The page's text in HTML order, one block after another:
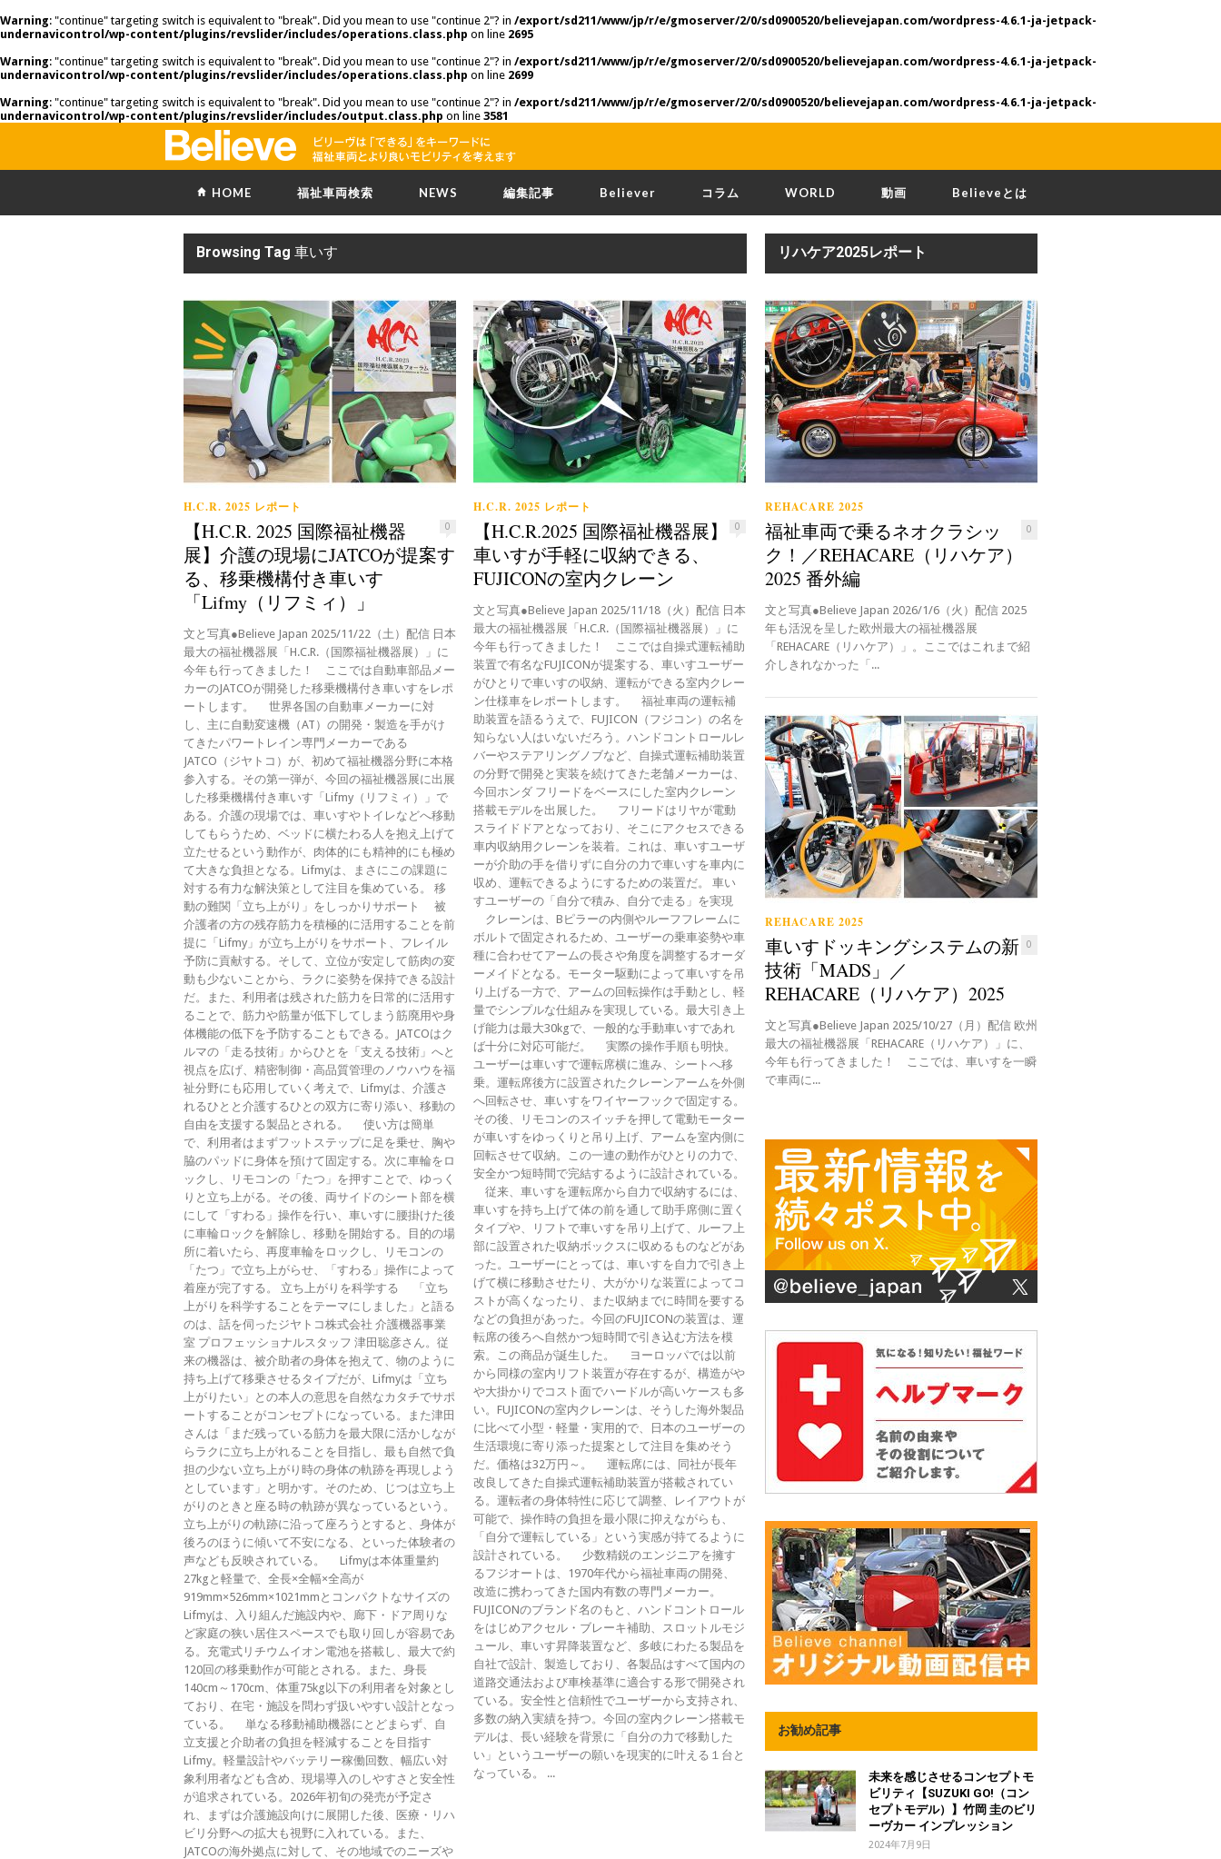
Warning: "continue" targeting switch is equivalent to "break". Did you mean to use "continue 2"? in /export/sd211/www/jp/r/e/gmoserver/2/0/sd0900520/believejapan.com/wordpress-4.6.1-ja-jetpack-
undernavicontrol/wp-content/plugins/revslider/includes/operations.class.php on line 2695
Warning: "continue" targeting switch is equivalent to "break". Did you mean to use "continue 2"? in /export/sd211/www/jp/r/e/gmoserver/2/0/sd0900520/believejapan.com/wordpress-4.6.1-ja-jetpack-
undernavicontrol/wp-content/plugins/revslider/includes/operations.class.php on line 2699
Warning: "continue" targeting switch is equivalent to "break". Did you mean to use "continue 2"? in /export/sd211/www/jp/r/e/gmoserver/2/0/sd0900520/believejapan.com/wordpress-4.6.1-ja-jetpack-
undernavicontrol/wp-content/plugins/revslider/includes/output.class.php on line 3581
HOME 福祉車両検索 NEWS 編集記事 Believer コラム WORLD 動画 Believeとは
Browsing Tag 車いす
H.C.R. 2025 レポート
0
【H.C.R. 2025 国際福祉機器
展】介護の現場にJATCOが提案す
る、移乗機構付き車いす
「Lifmy（リフミィ）」
文と写真●Believe Japan 2025/11/22（土）配信 日本
最大の福祉機器展「H.C.R.（国際福祉機器展）」に
今年も行ってきました！ ここでは自動車部品メー
カーのJATCOが開発した移乗機構付き車いすをレポ
ートします。 世界各国の自動車メーカーに対
し、主に自動変速機（AT）の開発・製造を手がけ
てきたパワートレイン専門メーカーである
JATCO（ジヤトコ）が、初めて福祉機器分野に本格
参入する。その第一弾が、今回の福祉機器展に出展
した移乗機構付き車いす「Lifmy（リフミィ）」で
ある。介護の現場では、車いすやトイレなどへ移動
してもらうため、ベッドに横たわる人を抱え上げて
立たせるという動作が、肉体的にも精神的にも極め
て大きな負担となる。Lifmyは、まさにこの課題に
対する有力な解決策として注目を集めている。 移
動の難関「立ち上がり」をしっかりサポート 被
介護者の方の残存筋力を積極的に活用することを前
提に「Lifmy」が立ち上がりをサポート、フレイル
予防に貢献する。そして、立位が安定して筋肉の変
動も少ないことから、ラクに姿勢を保持できる設計
だ。また、利用者は残された筋力を日常的に活用す
ることで、筋力や筋量が低下してしまう筋廃用や身
体機能の低下を予防することもできる。JATCOはク
ルマの「走る技術」からひとを「支える技術」へと
視点を広げ、精密制御・高品質管理のノウハウを福
祉分野にも応用していく考えで、Lifmyは、介護さ
れるひとと介護するひとの双方に寄り添い、移動の
自由を支援する製品とされる。 使い方は簡単
で、利用者はまずフットステップに足を乗せ、胸や
脇のパッドに身体を預けて固定する。次に車輪をロ
ックし、リモコンの「たつ」を押すことで、ゆっく
りと立ち上がる。その後、両サイドのシート部を横
にして「すわる」操作を行い、車いすに腰掛けた後
に車輪ロックを解除し、移動を開始する。目的の場
所に着いたら、再度車輪をロックし、リモコンの
「たつ」で立ち上がらせ、「すわる」操作によって
着座が完了する。 立ち上がりを科学する 「立ち
上がりを科学することをテーマにしました」と語る
のは、話を伺ったジヤトコ株式会社 介護機器事業
室 プロフェッショナルスタッフ 津田聡彦さん。従
来の機器は、被介助者の身体を抱えて、物のように
持ち上げて移乗させるタイプだが、Lifmyは「立ち
上がりたい」との本人の意思を自然なカタチでサポ
ートすることがコンセプトになっている。また津田
さんは「まだ残っている筋力を最大限に活かしなが
らラクに立ち上がれることを目指し、最も自然で負
担の少ない立ち上がり時の身体の軌跡を再現しよう
としています」と明かす。そのため、じつは立ち上
がりのときと座る時の軌跡が異なっているという。
立ち上がりの軌跡に沿って座ろうとすると、身体が
後ろのほうに傾いて不安になる、といった体験者の
声なども反映されている。 Lifmyは本体重量約
27kgと軽量で、全長×全幅×全高が
919mm×526mm×1021mmとコンパクトなサイズの
Lifmyは、入り組んだ施設内や、廊下・ドア周りな
ど家庭の狭い居住スペースでも取り回しが容易であ
る。充電式リチウムイオン電池を搭載し、最大で約
120回の移乗動作が可能とされる。また、身長
140cm～170cm、体重75kg以下の利用者を対象とし
ており、在宅・施設を問わず扱いやすい設計となっ
ている。 単なる移動補助機器にとどまらず、自
立支援と介助者の負担を軽減することを目指す
Lifmy。軽量設計やバッテリー稼働回数、幅広い対
象利用者なども含め、現場導入のしやすさと安全性
が追求されている。2026年初旬の発売が予定さ
れ、まずは介護施設向けに展開した後、医療・リハ
ビリ分野への拡大も視野に入れている。また、
JATCOの海外拠点に対して、その地域でのニーズや
H.C.R. 2025 レポート
0
【H.C.R.2025 国際福祉機器展】
車いすが手軽に収納できる、
FUJICONの室内クレーン
文と写真●Believe Japan 2025/11/18（火）配信 日本
最大の福祉機器展「H.C.R.（国際福祉機器展）」に
今年も行ってきました！ ここでは自操式運転補助
装置で有名なFUJICONが提案する、車いすユーザー
がひとりで車いすの収納、運転ができる室内クレー
ン仕様車をレポートします。 福祉車両の運転補
助装置を語るうえで、FUJICON（フジコン）の名を
知らない人はいないだろう。ハンドコントロールレ
バーやステアリングノブなど、自操式運転補助装置
の分野で開発と実装を続けてきた老舗メーカーは、
今回ホンダ フリードをベースにした室内クレーン
搭載モデルを出展した。 フリードはリヤが電動
スライドドアとなっており、そこにアクセスできる
車内収納用クレーンを装着。これは、車いすユーザ
ーが介助の手を借りずに自分の力で車いすを車内に
収め、運転できるようにするための装置だ。 車い
すユーザーの「自分で積み、自分で走る」を実現
クレーンは、Bピラーの内側やルーフフレームに
ボルトで固定されるため、ユーザーの乗車姿勢や車
種に合わせてアームの長さや角度を調整するオーダ
ーメイドとなる。モーター駆動によって車いすを吊
り上げる一方で、アームの回転操作は手動とし、軽
量でシンプルな仕組みを実現している。最大引き上
げ能力は最大30kgで、一般的な手動車いすであれ
ば十分に対応可能だ。 実際の操作手順も明快。
ユーザーは車いすで運転席横に進み、シートへ移
乗。運転席後方に設置されたクレーンアームを外側
へ回転させ、車いすをワイヤーフックで固定する。
その後、リモコンのスイッチを押して電動モーター
が車いすをゆっくりと吊り上げ、アームを室内側に
回転させて収納。この一連の動作がひとりの力で、
安全かつ短時間で完結するように設計されている。
従来、車いすを運転席から自力で収納するには、
車いすを持ち上げて体の前を通して助手席側に置く
タイプや、リフトで車いすを吊り上げて、ルーフ上
部に設置された収納ボックスに収めるものなどがあ
った。ユーザーにとっては、車いすを自力で引き上
げて横に移動させたり、大がかりな装置によってコ
ストが高くなったり、また収納までに時間を要する
などの負担があった。今回のFUJICONの装置は、運
転席の後ろへ自然かつ短時間で引き込む方法を模
索。この商品が誕生した。 ヨーロッパでは以前
から同様の室内リフト装置が存在するが、構造がや
や大掛かりでコスト面でハードルが高いケースも多
い。FUJICONの室内クレーンは、そうした海外製品
に比べて小型・軽量・実用的で、日本のユーザーの
生活環境に寄り添った提案として注目を集めそう
だ。価格は32万円～。 運転席には、同社が長年
改良してきた自操式運転補助装置が搭載されてい
る。運転者の身体特性に応じて調整、レイアウトが
可能で、操作時の負担を最小限に抑えながらも、
「自分で運転している」という実感が持てるように
設計されている。 少数精鋭のエンジニアを擁す
るフジオートは、1970年代から福祉車両の開発、
改造に携わってきた国内有数の専門メーカー。
FUJICONのブランド名のもと、ハンドコントロール
をはじめアクセル・ブレーキ補助、スロットルモジ
ュール、車いす昇降装置など、多岐にわたる製品を
自社で設計、製造しており、各製品はすべて国内の
道路交通法および車検基準に適合する形で開発され
ている。安全性と信頼性でユーザーから支持され、
多数の納入実績を持つ。今回の室内クレーン搭載モ
デルは、長い経験を背景に「自分の力で移動した
い」というユーザーの願いを現実的に叶える１台と
なっている。 ...
リハケア2025レポート
REHACARE 2025
0
福祉車両で乗るネオクラシッ
ク！／REHACARE（リハケア）
2025 番外編
文と写真●Believe Japan 2026/1/6（火）配信 2025
年も活況を呈した欧州最大の福祉機器展
「REHACARE（リハケア）」。ここではこれまで紹
介しきれなかった「...
REHACARE 2025
0
車いすドッキングシステムの新
技術「MADS」／
REHACARE（リハケア）2025
文と写真●Believe Japan 2025/10/27（月）配信 欧州
最大の福祉機器展「REHACARE（リハケア）」に、
今年も行ってきました！ ここでは、車いすを一瞬
で車両に...
お勧め記事
未来を感じさせるコンセプトモ
ビリティ【SUZUKI GO!（コン
セプトモデル）】竹岡 圭のビリ
ーヴカー インプレッション
2024年7月9日